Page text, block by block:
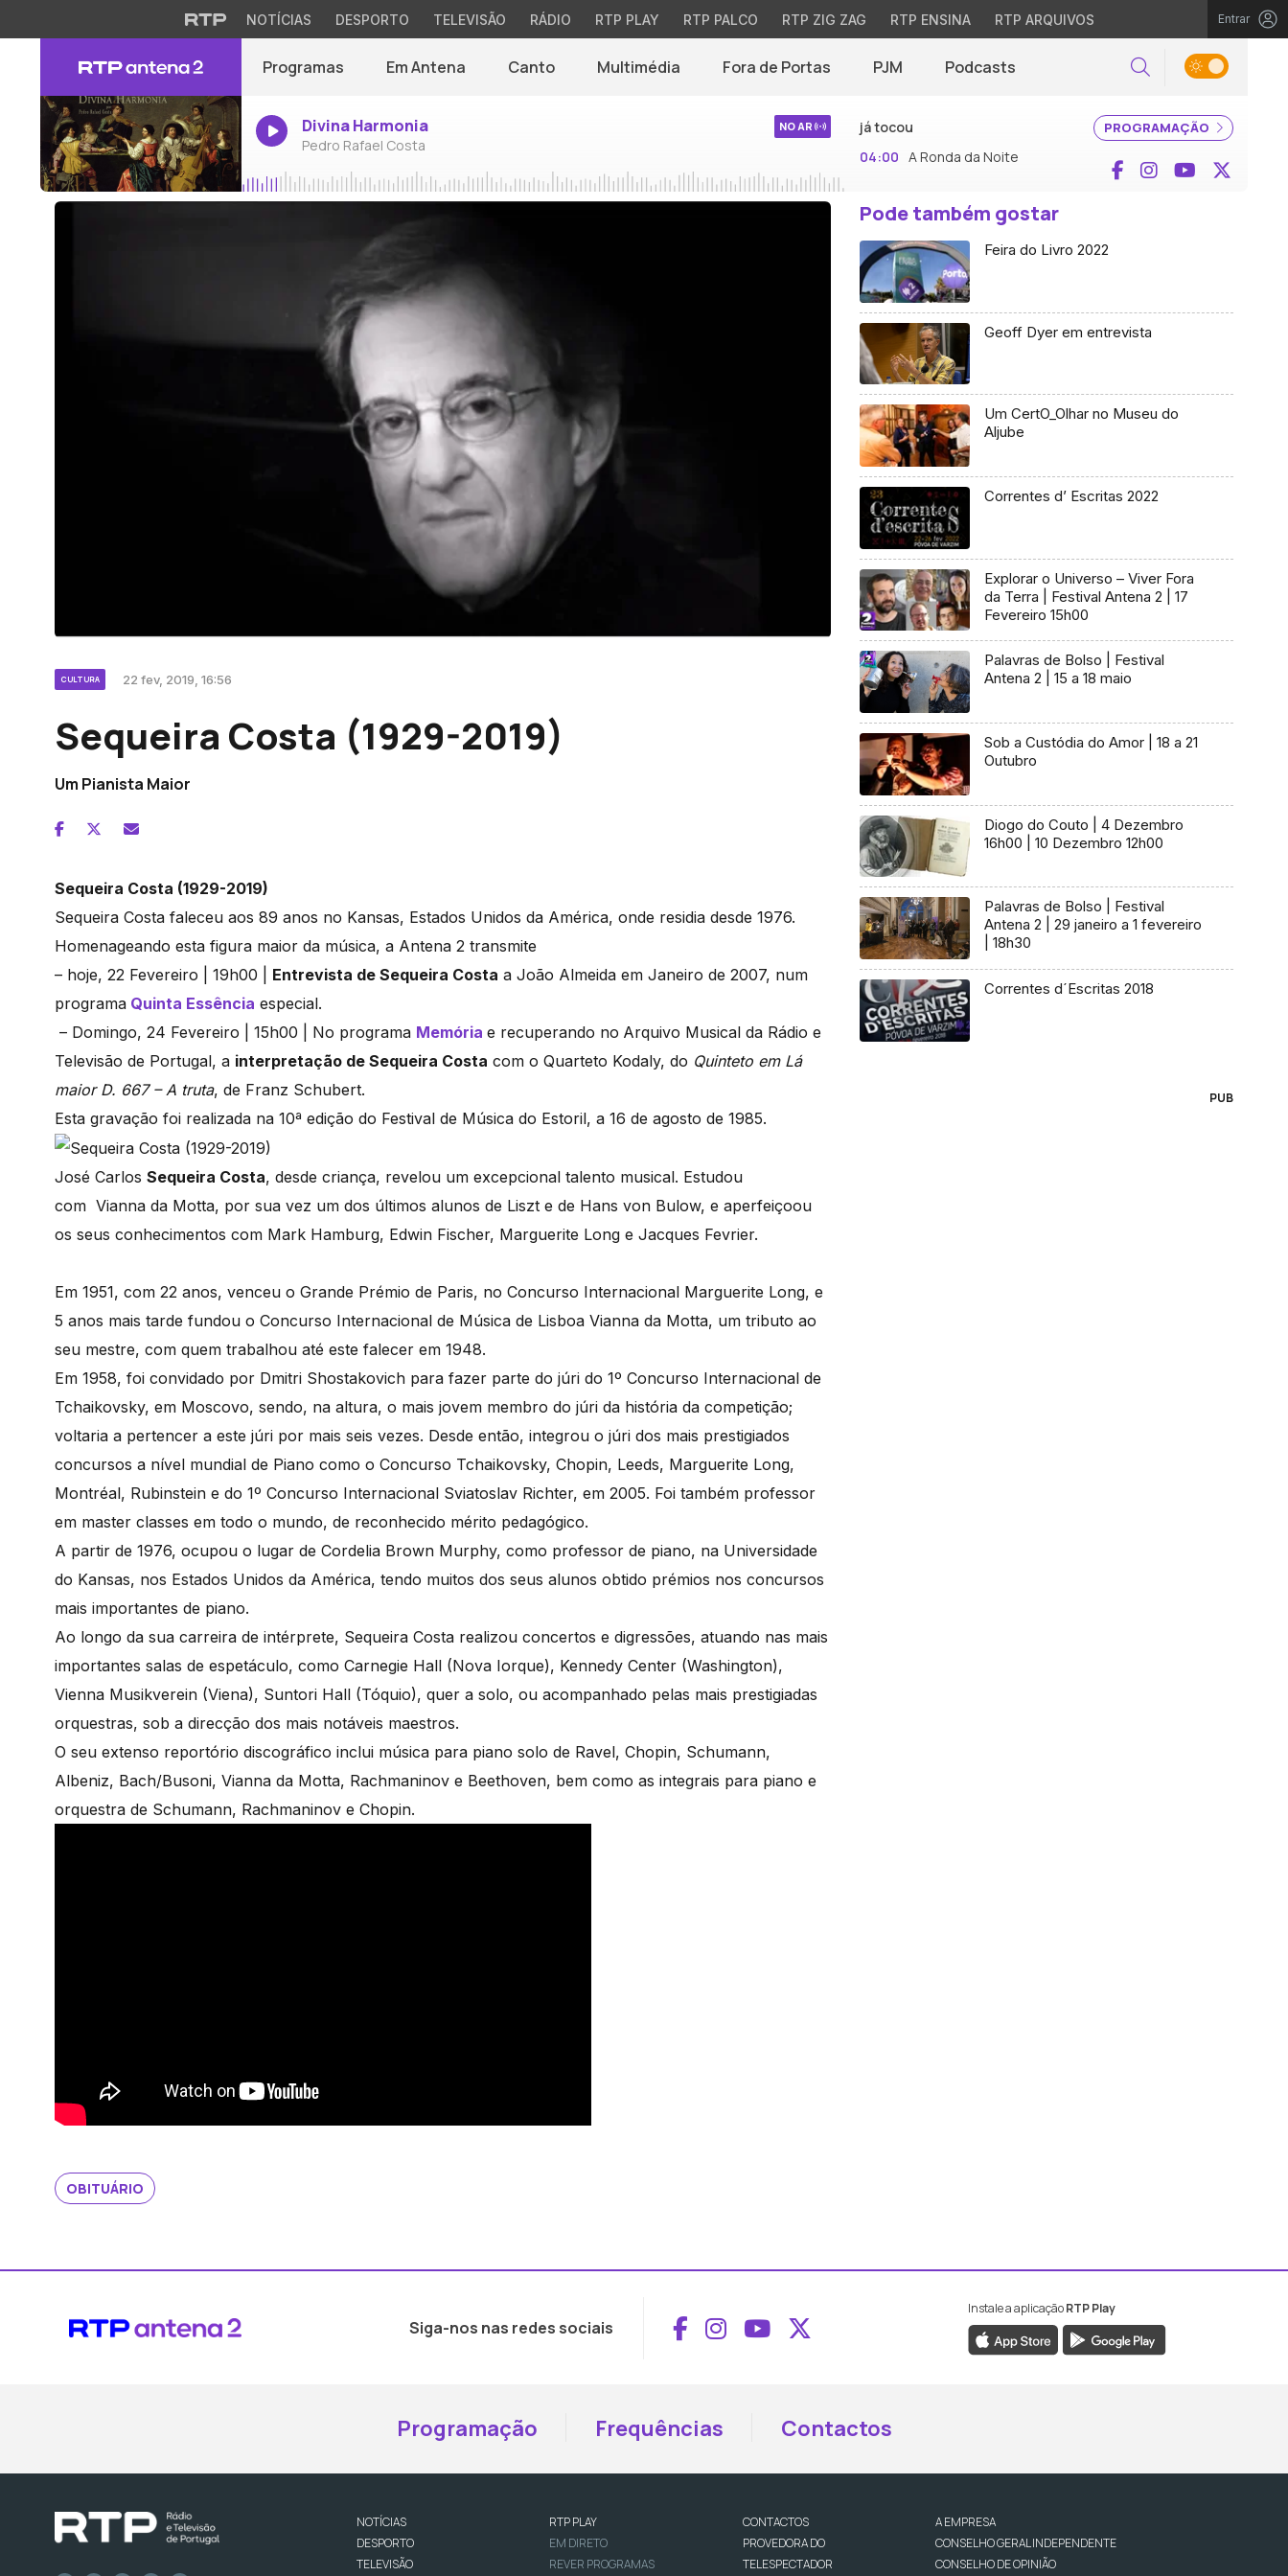
NOTÍCIAS DESPORTO TELEVISÃO RÁDIO RTP PLAY RTP PALCO RTP ZIG ZAG RTP ENSINA RTP ARQUIVOS Entrar
Programas Em Antena Canto Multimédia Fora de Portas PJM Podcasts Pesquisar
Divina Harmonia
Pedro Rafael Costa
NO AR PROGRAMAÇÃO
já tocou
04:00 A Ronda da Noite Facebook
InstagramYouTube
CULTURA 22 fev, 2019, 16:56
Sequeira Costa (1929-2019)
Um Pianista Maior
Sequeira Costa (1929-2019)
Sequeira Costa faleceu aos 89 anos no Kansas, Estados Unidos da América, onde residia desde 1976.
Homenageando esta figura maior da música, a Antena 2 transmite
– hoje, 22 Fevereiro | 19h00 | Entrevista de Sequeira Costa a João Almeida em Janeiro de 2007, num
programa Quinta Essência especial.
– Domingo, 24 Fevereiro | 15h00 | No programa Memória e recuperando no Arquivo Musical da Rádio e
Televisão de Portugal, a interpretação de Sequeira Costa com o Quarteto Kodaly, do Quinteto em Lá
maior D. 667 – A truta, de Franz Schubert.
Esta gravação foi realizada na 10ª edição do Festival de Música do Estoril, a 16 de agosto de 1985.
José Carlos Sequeira Costa, desde criança, revelou um excepcional talento musical. Estudou
com Vianna da Motta, por sua vez um dos últimos alunos de Liszt e de Hans von Bulow, e aperfeiçoou
os seus conhecimentos com Mark Hamburg, Edwin Fischer, Marguerite Long e Jacques Fevrier.
Em 1951, com 22 anos, venceu o Grande Prémio de Paris, no Concurso Internacional Marguerite Long, e
5 anos mais tarde fundou o Concurso Internacional de Música de Lisboa Vianna da Motta, um tributo ao
seu mestre, com quem trabalhou até este falecer em 1948.
Em 1958, foi convidado por Dmitri Shostakovich para fazer parte do júri do 1º Concurso Internacional de
Tchaikovsky, em Moscovo, sendo, na altura, o mais jovem membro do júri da história da competição;
voltaria a pertencer a este júri por mais seis vezes. Desde então, integrou o júri dos mais prestigiados
concursos a nível mundial de Piano como o Concurso Tchaikovsky, Chopin, Leeds, Marguerite Long,
Montréal, Rubinstein e do 1º Concurso Internacional Sviatoslav Richter, em 2005. Foi também professor
em master classes em todo o mundo, de reconhecido mérito pedagógico.
A partir de 1976, ocupou o lugar de Cordelia Brown Murphy, como professor de piano, na Universidade
do Kansas, nos Estados Unidos da América, tendo muitos dos seus alunos obtido prémios nos concursos
mais importantes de piano.
Ao longo da sua carreira de intérprete, Sequeira Costa realizou concertos e digressões, atuando nas mais
importantes salas de espetáculo, como Carnegie Hall (Nova Iorque), Kennedy Center (Washington),
Vienna Musikverein (Viena), Suntori Hall (Tóquio), quer a solo, ou acompanhado pelas mais prestigiadas
orquestras, sob a direcção dos mais notáveis maestros.
O seu extenso reportório discográfico inclui música para piano solo de Ravel, Chopin, Schumann,
Albeniz, Bach/Busoni, Vianna da Motta, Rachmaninov e Beethoven, bem como as integrais para piano e
orquestra de Schumann, Rachmaninov e Chopin.
OBITUÁRIO
Pode também gostar
Feira do Livro 2022
Geoff Dyer em entrevista
Um CertO_Olhar no Museu do
Aljube
Correntes d’ Escritas 2022
Explorar o Universo – Viver Fora
da Terra | Festival Antena 2 | 17
Fevereiro 15h00
Palavras de Bolso | Festival
Antena 2 | 15 a 18 maio
Sob a Custódia do Amor | 18 a 21
Outubro
Diogo do Couto | 4 Dezembro
16h00 | 10 Dezembro 12h00
Palavras de Bolso | Festival
Antena 2 | 29 janeiro a 1 fevereiro
| 18h30
Correntes d´Escritas 2018
PUB
Siga-nos nas redes sociais Aceder ao Facebook da RTP Antena 2
Aceder ao Instagram da RTP Antena 2
Aceder ao YouTube da RTP Antena 2
Aceder ao X da RTP Antena 2
Instale a aplicaçãoRTP Play
Programação Frequências Contactos
NOTÍCIAS
DESPORTO
TELEVISÃO
RTP PLAY
EM DIRETO
REVER PROGRAMAS
CONTACTOS
PROVEDORA DO
TELESPECTADOR
A EMPRESA
CONSELHO GERAL INDEPENDENTE
CONSELHO DE OPINIÃO